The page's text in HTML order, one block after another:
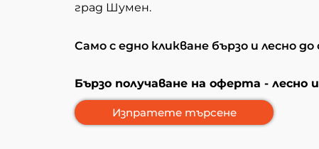
град Шумен.
Само с едно кликване бързо и лесно
Бързо получаване на оферта - лесно